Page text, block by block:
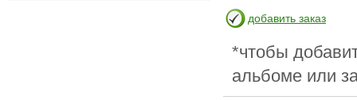
добавить заказ
*чтобы
альбоме или